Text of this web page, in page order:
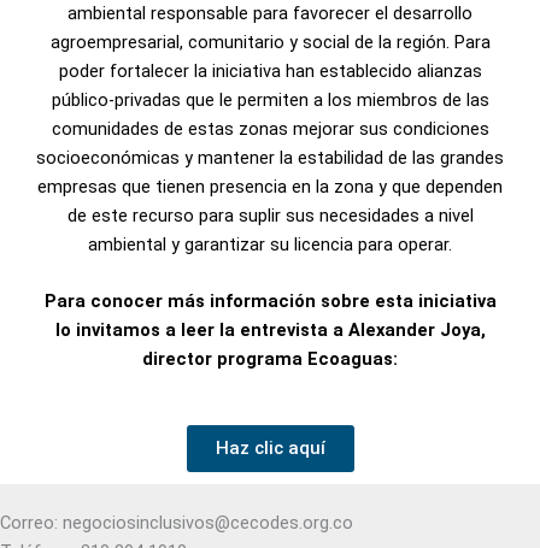
ambiental responsable para favorecer el desarrollo
agroempresarial, comunitario y social de la región. Para
poder fortalecer la iniciativa han establecido alianzas
público-privadas que le permiten a los miembros de las
comunidades de estas zonas mejorar sus condiciones
socioeconómicas y mantener la estabilidad de las grandes
empresas que tienen presencia en la zona y que dependen
de este recurso para suplir sus necesidades a nivel
ambiental y garantizar su licencia para operar.
Para conocer más información sobre esta iniciativa
lo invitamos a leer la entrevista a Alexander Joya,
director programa Ecoaguas:
Haz clic aquí
Correo: negociosinclusivos@cecodes.org.co